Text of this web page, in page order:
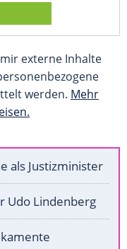
externe Inhalte
werden. Mehr
als Justizminister
Udo Lindenberg